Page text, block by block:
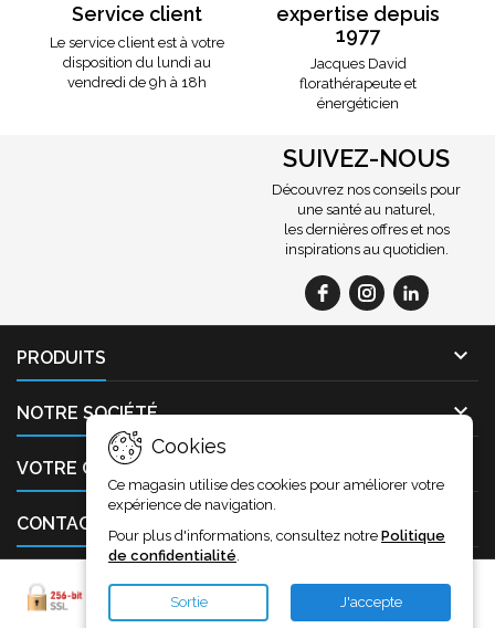
Service client
Le service client est à votre
disposition du lundi au
vendredi de 9h à 18h
expertise depuis
1977
Jacques David
florathérapeute et
énergéticien
SUIVEZ-NOUS
Découvrez nos conseils pour
une santé au naturel,
les dernières offres et nos
inspirations au quotidien.
PRODUITS 
NOTRE SOCIÉTÉ 
VOTRE COMPTE
CONTACT
Cookies
Ce magasin utilise des cookies pour améliorer votre
expérience de navigation.
Pour plus d'informations, consultez notre Politique
de confidentialité.
Sortie J'accepte